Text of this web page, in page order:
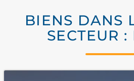
BIENS DANS
SECTEUR :